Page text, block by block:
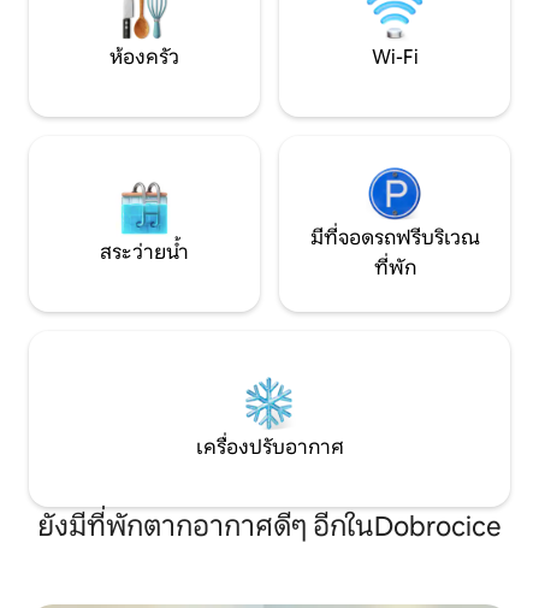
ห้องครัว Wi-Fi
สระว่ายน้ำ
มีที่จอดรถฟรีบริเวณ
ที่พัก
เครื่องปรับอากาศ
ยังมีที่พักตากอากาศดีๆ อีกในDobrocice